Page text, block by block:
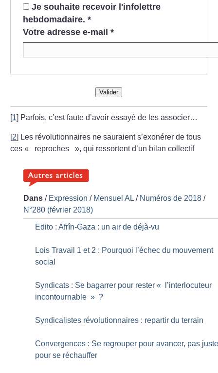
Je souhaite recevoir l'infolettre
hebdomadaire. *
Votre adresse e-mail *
Valider
[1] Parfois, c’est faute d’avoir essayé de les associer…
[2] Les révolutionnaires ne sauraient s’exonérer de tous
ces «
reproches », qui ressortent d’un bilan collectif
Dans / Expression / Mensuel AL / Numéros de 2018 /
N°280 (février 2018)
Edito : Afrîn-Gaza : un air de déjà-vu
Lois Travail 1 et 2 : Pourquoi l’échec du mouvement
social
Syndicats : Se bagarrer pour rester «
l’interlocuteur
incontournable » ?
Syndicalistes révolutionnaires : repartir du terrain
Convergences : Se regrouper pour avancer, pas
pour se réchauffer